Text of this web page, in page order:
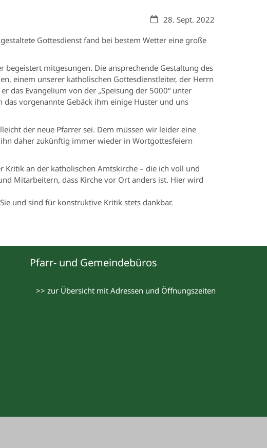
Datum:28. Sept. 2022
Gottesdienst fand bei bestem Wetter eine große
begeistert mitgesungen. Die ansprechende Gestaltung des
einem unserer katholischen Gottesdienstleiter, der Herrn
das Evangelium von der „Speisung der 5000“ unter
vorgenannte Gebäck ihm einige Huster und uns
der neue Pfarrer sei. Dem müssen wir leider eine
daher zukünftig immer wieder in Wortgottesfeiern
an der katholischen Amtskirche – die ich voll und
Mitarbeitern, dass Kirche vor Ort anders ist. Hier wird
und sind für konstruktive Kritik stets dankbar.
Pfarr- und Gemeindebüros
>> zur Übersicht mit Adressen und Öffnungszeiten